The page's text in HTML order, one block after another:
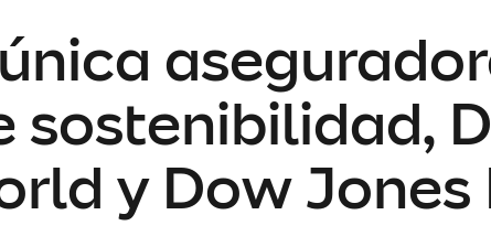
sostenibilidad,
y Dow